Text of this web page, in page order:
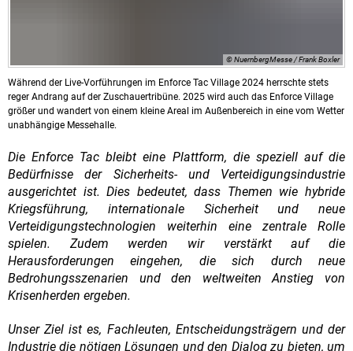
© NuernbergMesse / Frank Boxler
Während der Live-Vorführungen im Enforce Tac Village 2024 herrschte stets
reger Andrang auf der Zuschauertribüne. 2025 wird auch das Enforce Village
größer und wandert von einem kleine Areal im Außenbereich in eine vom Wetter
unabhängige Messehalle.
Die Enforce Tac bleibt eine Plattform, die speziell auf die
Bedürfnisse der Sicherheits- und Verteidigungsindustrie
ausgerichtet ist. Dies bedeutet, dass Themen wie hybride
Kriegsführung, internationale Sicherheit und neue
Verteidigungstechnologien weiterhin eine zentrale Rolle
spielen. Zudem werden wir verstärkt auf die
Herausforderungen eingehen, die sich durch neue
Bedrohungsszenarien und den weltweiten Anstieg von
Krisenherden ergeben.
Unser Ziel ist es, Fachleuten, Entscheidungsträgern und der
Industrie die nötigen Lösungen und den Dialog zu bieten, um